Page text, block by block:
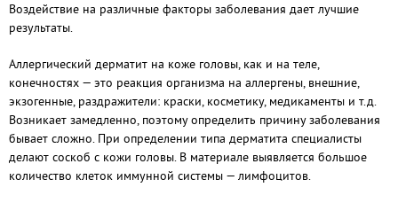
Воздействие на различные факторы заболевания дает лучшие
результаты.
Аллергический дерматит на коже головы, как и на теле,
конечностях — это реакция организма на аллергены, внешние,
экзогенные, раздражители: краски, косметику, медикаменты и т.д.
Возникает замедленно, поэтому определить причину заболевания
бывает сложно. При определении типа дерматита специалисты
делают соскоб с кожи головы. В материале выявляется большое
количество клеток иммунной системы — лимфоцитов.